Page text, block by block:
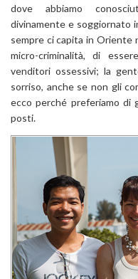
dove abbiamo
divinamente e soggiornato
sempre ci capita in Oriente
micro-criminalità, di
venditori ossessivi; la
sorriso, anche se non gli
ecco perché preferiamo di
posti.